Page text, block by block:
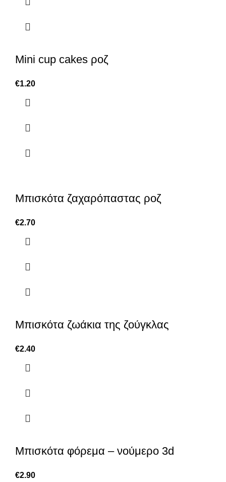
Mini cup cakes ροζ
€1.20
Μπισκότα ζαχαρόπαστας ροζ
€2.70
Μπισκότα ζωάκια της ζούγκλας
€2.40
Μπισκότα φόρεμα – νούμερο 3d
€2.90